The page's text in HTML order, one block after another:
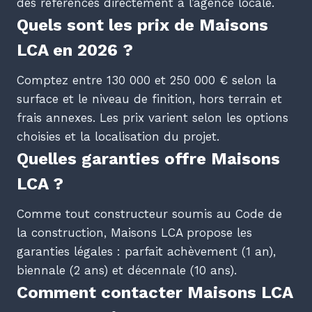
des références directement à l’agence locale.
Quels sont les prix de Maisons
LCA en 2026 ?
Comptez entre 130 000 et 250 000 € selon la
surface et le niveau de finition, hors terrain et
frais annexes. Les prix varient selon les options
choisies et la localisation du projet.
Quelles garanties offre Maisons
LCA ?
Comme tout constructeur soumis au Code de
la construction, Maisons LCA propose les
garanties légales : parfait achèvement (1 an),
biennale (2 ans) et décennale (10 ans).
Comment contacter Maisons LCA